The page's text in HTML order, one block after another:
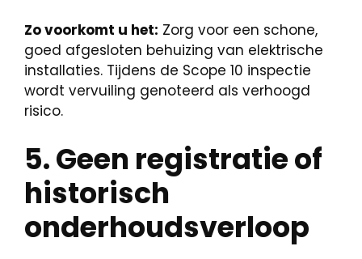
Zo voorkomt u het: Zorg voor een schone,
goed afgesloten behuizing van elektrische
installaties. Tijdens de Scope 10 inspectie
wordt vervuiling genoteerd als verhoogd
risico.
5. Geen registratie of
historisch
onderhoudsverloop